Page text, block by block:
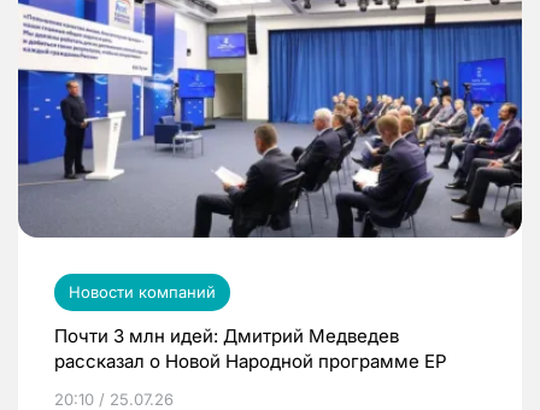
Новости компаний
Почти 3 млн идей: Дмитрий Медведев
рассказал о Новой Народной программе ЕР
20:10 / 25.07.26